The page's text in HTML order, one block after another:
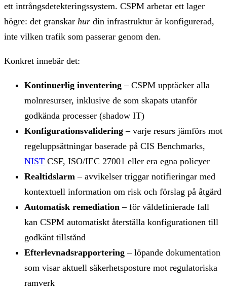
ett intrångsdetekteringssystem. CSPM arbetar ett lager
högre: det granskar hur din infrastruktur är konfigurerad,
inte vilken trafik som passerar genom den.
Konkret innebär det:
Kontinuerlig inventering – CSPM upptäcker alla
molnresurser, inklusive de som skapats utanför
godkända processer (shadow IT)
Konfigurationsvalidering – varje resurs jämförs mot
regeluppsättningar baserade på CIS Benchmarks,
NIST CSF, ISO/IEC 27001 eller era egna policyer
Realtidslarm – avvikelser triggar notifieringar med
kontextuell information om risk och förslag på åtgärd
Automatisk remediation – för väldefinierade fall
kan CSPM automatiskt återställa konfigurationen till
godkänt tillstånd
Efterlevnadsrapportering – löpande dokumentation
som visar aktuell säkerhetsposture mot regulatoriska
ramverk